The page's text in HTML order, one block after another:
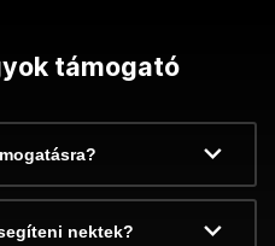
támogató
nektek?